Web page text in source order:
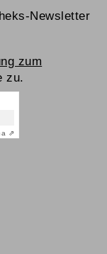
Newsletter
zum
zu.
⇗